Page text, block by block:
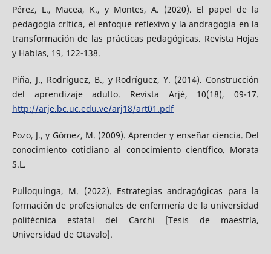
Pérez, L., Macea, K., y Montes, A. (2020). El papel de la
pedagogía crítica, el enfoque reflexivo y la andragogía en la
transformación de las prácticas pedagógicas. Revista Hojas
y Hablas, 19, 122-138.
Piña, J., Rodríguez, B., y Rodríguez, Y. (2014). Construcción
del aprendizaje adulto. Revista Arjé, 10(18), 09-17.
http://arje.bc.uc.edu.ve/arj18/art01.pdf
Pozo, J., y Gómez, M. (2009). Aprender y enseñar ciencia. Del
conocimiento cotidiano al conocimiento científico. Morata
S.L.
Pulloquinga, M. (2022). Estrategias andragógicas para la
formación de profesionales de enfermería de la universidad
politécnica estatal del Carchi [Tesis de maestría,
Universidad de Otavalo].